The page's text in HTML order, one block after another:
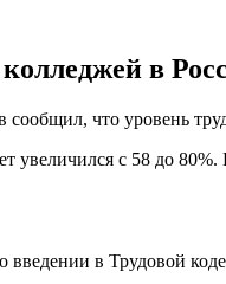
в
что уровень
увеличился с 58 до
в Трудовой